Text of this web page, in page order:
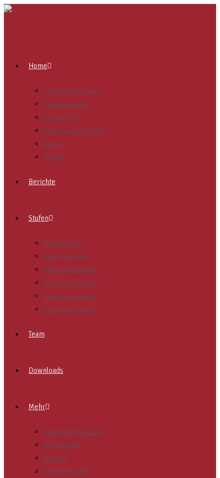
Home
Unsere Pfadigruppe
Mitglied werden
Neues Logo
Methode und Leitbild
Merch
Termine
Berichte
Stufen
Heimstunden
Biber (5-7 Jahre)
WiWö (7-10 Jahre)
GuSp (10-13 Jahre)
CaEx (13-16 Jahre)
RaRo (16-20 Jahre)
Team
Downloads
Mehr
Jahresrückblick 2025
Bildergalerie
Kontakt
Gruppenchronik